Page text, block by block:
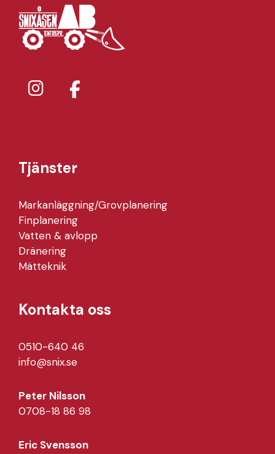
Tjänster
Markanläggning/Grovplanering
Finplanering
Vatten & avlopp
Dränering
Mätteknik
Kontakta oss
0510-640 46
info@snix.se
Peter Nilsson
0708-18 86 98
Eric Svensson